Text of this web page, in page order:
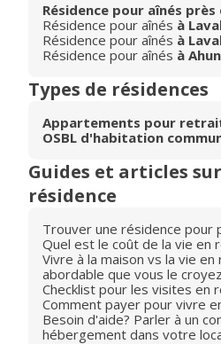
Résidence pour aînés
Résidence pour aînés à
Résidence pour aînés à
Résidence pour aînés à
Types de résidences
Appartements pour
OSBL d'habitation
Guides et articles
résidence
Trouver une résidence pour
Quel est le coût de la vie en
Vivre à la maison vs la vie en
abordable que vous le
Checklist pour les visites en
Comment payer pour vivre
Besoin d'aide? Parler à un
hébergement dans votre